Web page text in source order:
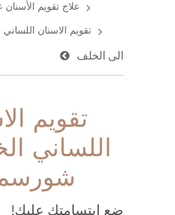
علاج تقويم
تقويم الاسنان
الى الخلف
تقويم
اللساني
ضع ابتسامتك عليك!